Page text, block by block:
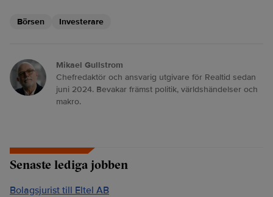
Börsen Investerare
Mikael Gullstrom
Chefredaktör och ansvarig utgivare för Realtid sedan
juni 2024. Bevakar främst politik, världshändelser och
makro.
Senaste lediga jobben
Bolagsjurist till Eltel AB